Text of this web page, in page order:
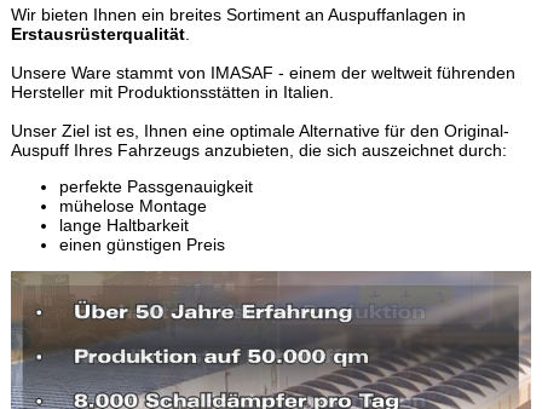
Wir bieten Ihnen ein breites Sortiment an Auspuffanlagen in
Erstausrüsterqualität.
Unsere Ware stammt von IMASAF - einem der weltweit führenden
Hersteller mit Produktionsstätten in Italien.
Unser Ziel ist es, Ihnen eine optimale Alternative für den Original-
Auspuff Ihres Fahrzeugs anzubieten, die sich auszeichnet durch:
perfekte Passgenauigkeit
mühelose Montage
lange Haltbarkeit
einen günstigen Preis